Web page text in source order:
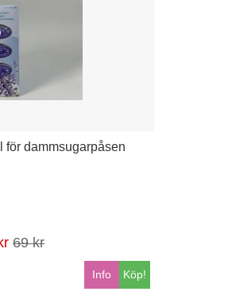
för dammsugarpåsen
69 kr
Köp!
Info